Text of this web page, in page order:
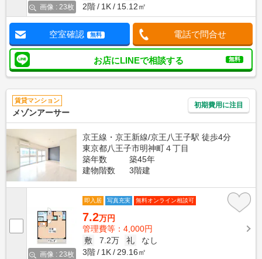
画像 : 23枚
2階
1K 15.12㎡
空室確認 無料 電話で問合せ
お店にLINEで相談する 無料
賃貸マンション
メゾンアーサー
初期費用に注目
京王線・京王新線/京王八王子駅 徒歩4分
東京都八王子市明神町４丁目
築年数
築45年
建物階数
3階建
画像 : 23枚
即入居 写真充実 無料オンライン相談可
7.2万円
管理費等：4,000円
敷
7.2万 礼
なし
3階
1K 29.16㎡